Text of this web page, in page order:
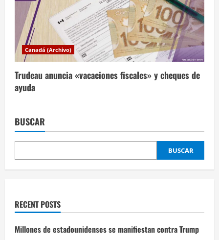
Canadá (Archivo)
Trudeau anuncia «vacaciones fiscales» y cheques de
ayuda
BUSCAR
BUSCAR
RECENT POSTS
Millones de estadounidenses se manifiestan contra Trump